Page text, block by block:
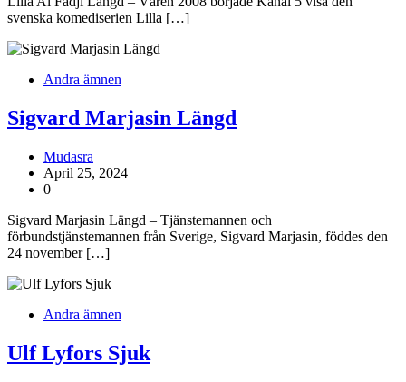
svenska komediserien Lilla […]
Andra ämnen
Sigvard Marjasin Längd
Mudasra
April 25, 2024
0
Sigvard Marjasin Längd – Tjänstemannen och
förbundstjänstemannen från Sverige, Sigvard Marjasin, föddes den
24 november […]
Andra ämnen
Ulf Lyfors Sjuk